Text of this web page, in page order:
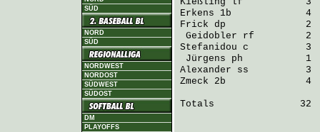
SÜD
NORD
SÜD
NORDWEST
NORDOST
SÜDWEST
SÜDOST
DM
PLAYOFFS
Erkens
Frick dp              2
Geidobler
Stefanidou c          3
Jürgens
Alexander
Zmeck 2b              4
Totals               32